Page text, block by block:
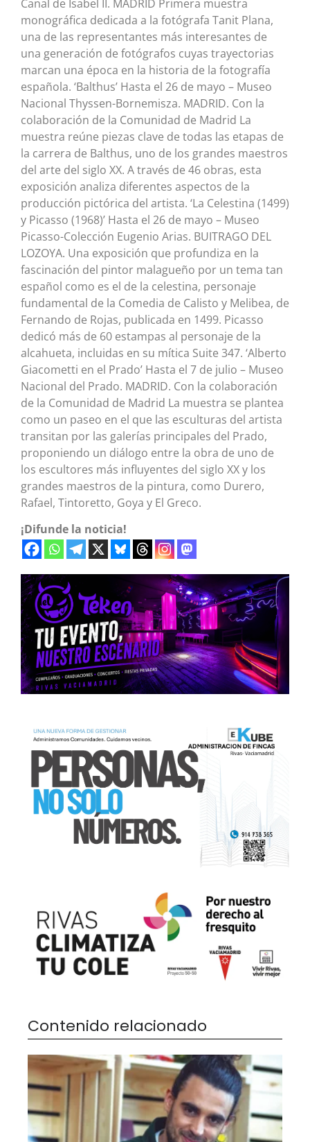
Canal de Isabel II. MADRID Primera muestra
monográfica dedicada a la fotógrafa Tanit Plana,
una de las representantes más interesantes de
una generación de fotógrafos cuyas trayectorias
marcan una época en la historia de la fotografía
española. ‘Balthus’ Hasta el 26 de mayo – Museo
Nacional Thyssen-Bornemisza. MADRID. Con la
colaboración de la Comunidad de Madrid La
muestra reúne piezas clave de todas las etapas de
la carrera de Balthus, uno de los grandes maestros
del arte del siglo XX. A través de 46 obras, esta
exposición analiza diferentes aspectos de la
producción pictórica del artista. ‘La Celestina (1499)
y Picasso (1968)’ Hasta el 26 de mayo – Museo
Picasso-Colección Eugenio Arias. BUITRAGO DEL
LOZOYA. Una exposición que profundiza en la
fascinación del pintor malagueño por un tema tan
español como es el de la celestina, personaje
fundamental de la Comedia de Calisto y Melibea, de
Fernando de Rojas, publicada en 1499. Picasso
dedicó más de 60 estampas al personaje de la
alcahueta, incluidas en su mítica Suite 347. ‘Alberto
Giacometti en el Prado’ Hasta el 7 de julio – Museo
Nacional del Prado. MADRID. Con la colaboración
de la Comunidad de Madrid La muestra se plantea
como un paseo en el que las esculturas del artista
transitan por las galerías principales del Prado,
proponiendo un diálogo entre la obra de uno de
los escultores más influyentes del siglo XX y los
grandes maestros de la pintura, como Durero,
Rafael, Tintoretto, Goya y El Greco.
¡Difunde la noticia!
Contenido relacionado